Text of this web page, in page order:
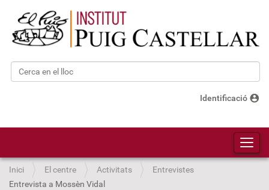
Cerca
Identificació account_circle
Inici El centre Activitats
Entrevistes
Entrevista a Mossèn Vidal